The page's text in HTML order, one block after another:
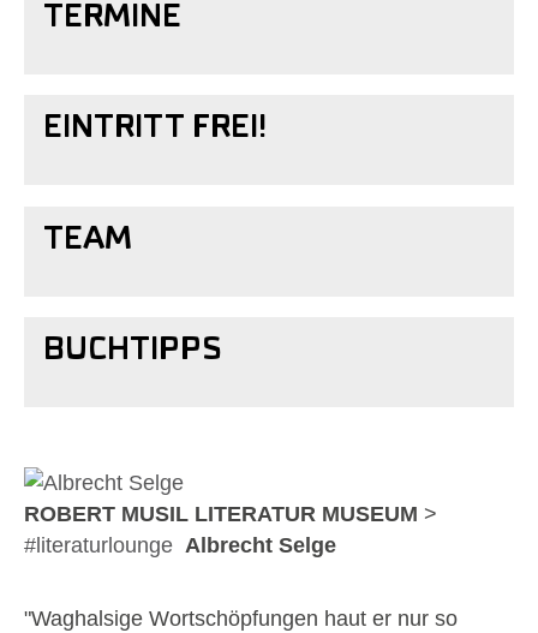
TERMINE
EINTRITT FREI!
TEAM
BUCHTIPPS
Show larger version for:
ROBERT MUSIL LITERATUR MUSEUM >
#literaturlounge Albrecht Selge
"Waghalsige Wortschöpfungen haut er nur so